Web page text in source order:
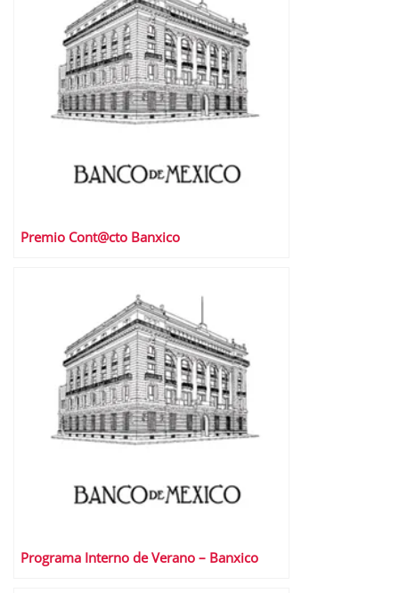
Premio Cont@cto Banxico
Programa Interno de Verano – Banxico